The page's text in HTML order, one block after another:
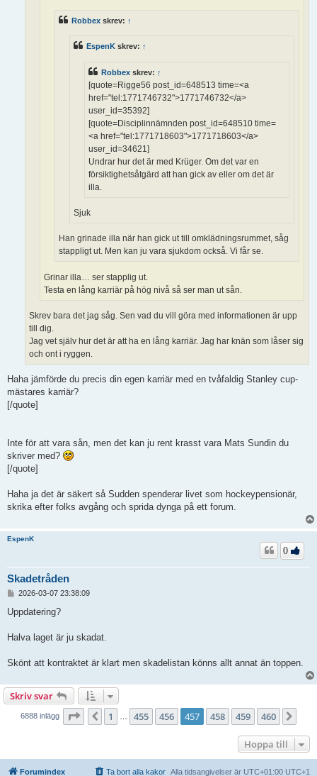
Robbex skrev: ↑
EspenK skrev: ↑
Robbex skrev: ↑
[quote=Rigge56 post_id=648513 time=<a
href="tel:1771746732">1771746732</a>
user_id=35392]
[quote=Disciplinnämnden post_id=648510 time=
<a href="tel:1771718603">1771718603</a>
user_id=34621]
Undrar hur det är med Krüger. Om det var en
försiktighetsåtgärd att han gick av eller om det är
illa.
Sjuk
Han grinade illa när han gick ut till omklädningsrummet, såg
stappligt ut. Men kan ju vara sjukdom också. Vi får se.
Grinar illa… ser stapplig ut.
Testa en lång karriär på hög nivå så ser man ut sån.
Skrev bara det jag såg. Sen vad du vill göra med informationen är upp
till dig.
Jag vet själv hur det är att ha en lång karriär. Jag har knän som låser sig
och ont i ryggen.
Haha jämförde du precis din egen karriär med en tvåfaldig Stanley cup-
mästares karriär?
[/quote]
Inte för att vara sån, men det kan ju rent krasst vara Mats Sundin du
skriver med?
[/quote]
Haha ja det är säkert så Sudden spenderar livet som hockeypensionär,
skrika efter folks avgång och sprida dynga på ett forum.
EspenK
Skadetråden
0
l
ä
g
2026-03-07 23:38:09
Uppdatering?
Halva laget är ju skadat.
Skönt att kontraktet är klart men skadelistan könns allt annat än toppen.
Skriv svar
6888 inlägg Sida 457 av 460
Föregående
1 455 456 457 458 459 460
Hoppa till
Forumindex Alla tidsangivelser är UTC+01:00 UTC+1
Ta bort alla kakor